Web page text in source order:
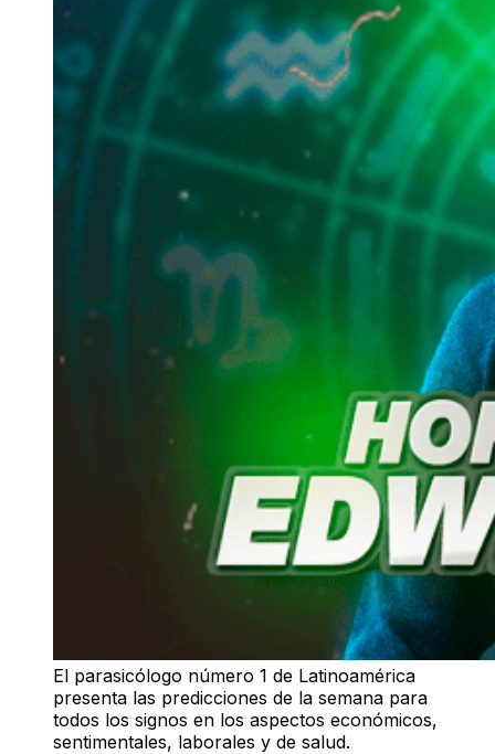
El parasicólogo número 1 de Latinoamérica
presenta las predicciones de la semana para
todos los signos en los aspectos económicos,
sentimentales, laborales y de salud.